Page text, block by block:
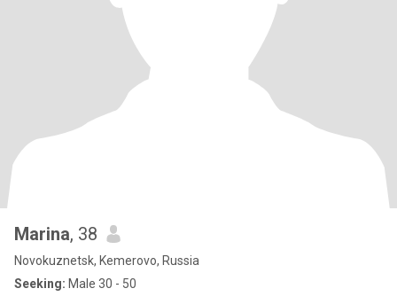
Marina, 38
Novokuznetsk, Kemerovo, Russia
Seeking: Male 30 - 50